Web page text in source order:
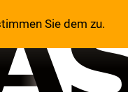
Sie dem zu.